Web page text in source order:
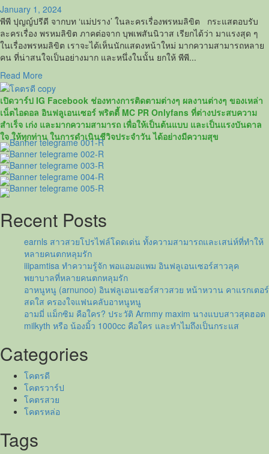
January 1, 2024
พีพี ปุญญ์ปรีดี จากบท ‘แม่ปราง’ ในละครเรื่องพรหมลิขิต กระแสตอบรับ
ละครเรื่อง พรหมลิขิต ภาคต่อจาก บุพเพสันนิวาส เรียกได้ว่า มาแรงสุด ๆ
ในเรื่องพรหมลิขิต เราจะได้เห็นนักแสดงหน้าใหม่ มากความสามารถหลาย
คน ที่น่าสนใจเป็นอย่างมาก และหนึ่งในนั้น ยกให้ พีพี...
Read More
more
about
เปิด
วาร์
ป
พีพี
ปุ
ญญ์
ปรีดี
จาก
‘แม่
ปราง’
ใน
ละคร
เรื่อง
พรหม
ลิขิต
เปิดวาร์ป IG Facebook ช่องทางการติดตามต่างๆ ผลงานต่างๆ ของเหล่า
เน็ตไอดอล อินฟลูเอนเซอร์ พริตตี้ MC PR Onlyfans ที่ต่างประสบความ
สำเร็จ เก่ง และมากความสามารถ เพื่อให้เป็นต้นแบบ และเป็นแรงบันดาล
ใจ ให้ทุกท่าน ในการดำเนินชีวิจประจำวัน ได้อย่างมีความสุข
Recent Posts
earnls สาวสวยโปรไฟล์โดดเด่น ทั้งความสามารถและเสน่ห์ที่ทำให้
หลายคนตกหลุมรัก
iiipamtisa ทำความรู้จัก พอแอมอแพม อินฟลูเอนเซอร์สาวลุค
พยาบาลที่หลายคนตกหลุมรัก
อาหนูหนู (arnunoo) อินฟลูเอนเซอร์สาวสวย หน้าหวาน คาแรกเตอร์
สดใส ครองใจแฟนคลับอาหนูหนู
อามมี่ แม็กซิม คือใคร? ประวัติ Armmy maxim นางแบบสาวสุดฮอต
milkyth หรือ น้องมิ้ว 1000cc คือใคร และทำไมถึงเป็นกระแส
Categories
โคตรดี
โคตรวาร์ป
โคตรสวย
โคตรหล่อ
Tags